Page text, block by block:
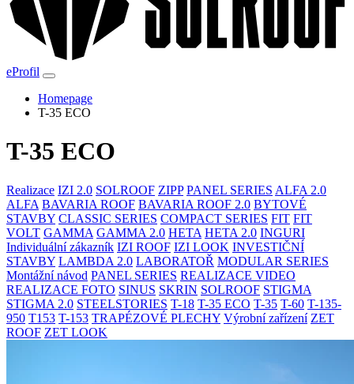
eProfil
Homepage
T-35 ECO
T-35 ECO
Realizace IZI 2.0 SOLROOF ZIPP PANEL SERIES ALFA 2.0
ALFA BAVARIA ROOF BAVARIA ROOF 2.0 BYTOVÉ
STAVBY CLASSIC SERIES COMPACT SERIES FIT FIT
VOLT GAMMA GAMMA 2.0 HETA HETA 2.0 INGURI
Individuální zákazník IZI ROOF IZI LOOK INVESTIČNÍ
STAVBY LAMBDA 2.0 LABORATOŘ MODULAR SERIES
Montážní návod PANEL SERIES REALIZACE VIDEO
REALIZACE FOTO SINUS SKRIN SOLROOF STIGMA
STIGMA 2.0 STEELSTORIES T-18 T-35 ECO T-35 T-60 T-135-
950 T153 T-153 TRAPÉZOVÉ PLECHY Výrobní zařízení ZET
ROOF ZET LOOK